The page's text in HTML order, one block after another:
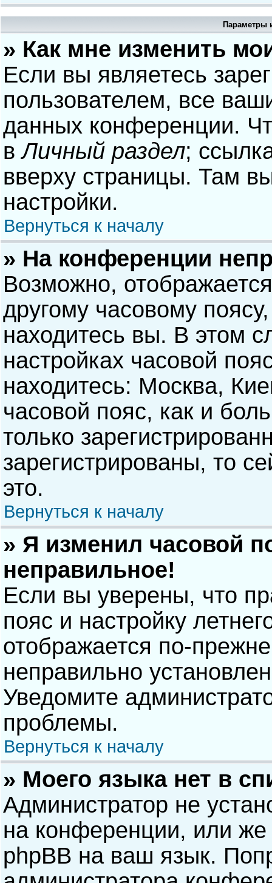
Параметры
» Как мне изменить
Если вы являетесь
пользователем, все
данных конференции.
вЛичный раздел;
вверху страницы. Там
настройки.
Вернуться к началу
» На конференции
Возможно,
другому часовому
находитесь вы. В этом
настройках часовой
находитесь: Москва,
часовой пояс, как и
только
зарегистрированы, то
это.
Вернуться к началу
» Я изменил часовой
неправильное!
Если вы уверены, что
пояс и настройку
отображается по-
неправильно
Уведомите
проблемы.
Вернуться к началу
» Моего языка нет в
Администратор не
на конференции, или же
phpBB на ваш язык.